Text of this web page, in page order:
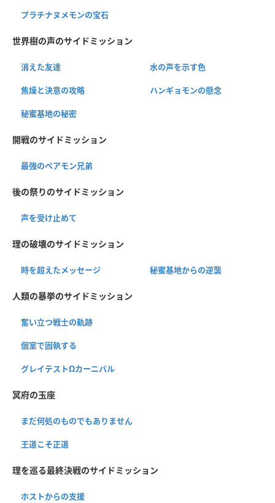
プラチナヌメモンの宝石
世界樹の声のサイドミッション
消えた友達 水の声を示す色
焦燥と決意の攻略 ハンギョモンの懸念
秘蜜基地の秘密
開戦のサイドミッション
最強のベアモン兄弟
後の祭りのサイドミッション
声を受け止めて
理の破壊のサイドミッション
時を超えたメッセージ 秘蜜基地からの逆襲
人類の暴挙のサイドミッション
奮い立つ戦士の軌跡
個室で固執する
グレイテストΩカーニバル
冥府の玉座
まだ何処のものでもありません
王道こそ正道
理を巡る最終決戦のサイドミッション
ホストからの支援